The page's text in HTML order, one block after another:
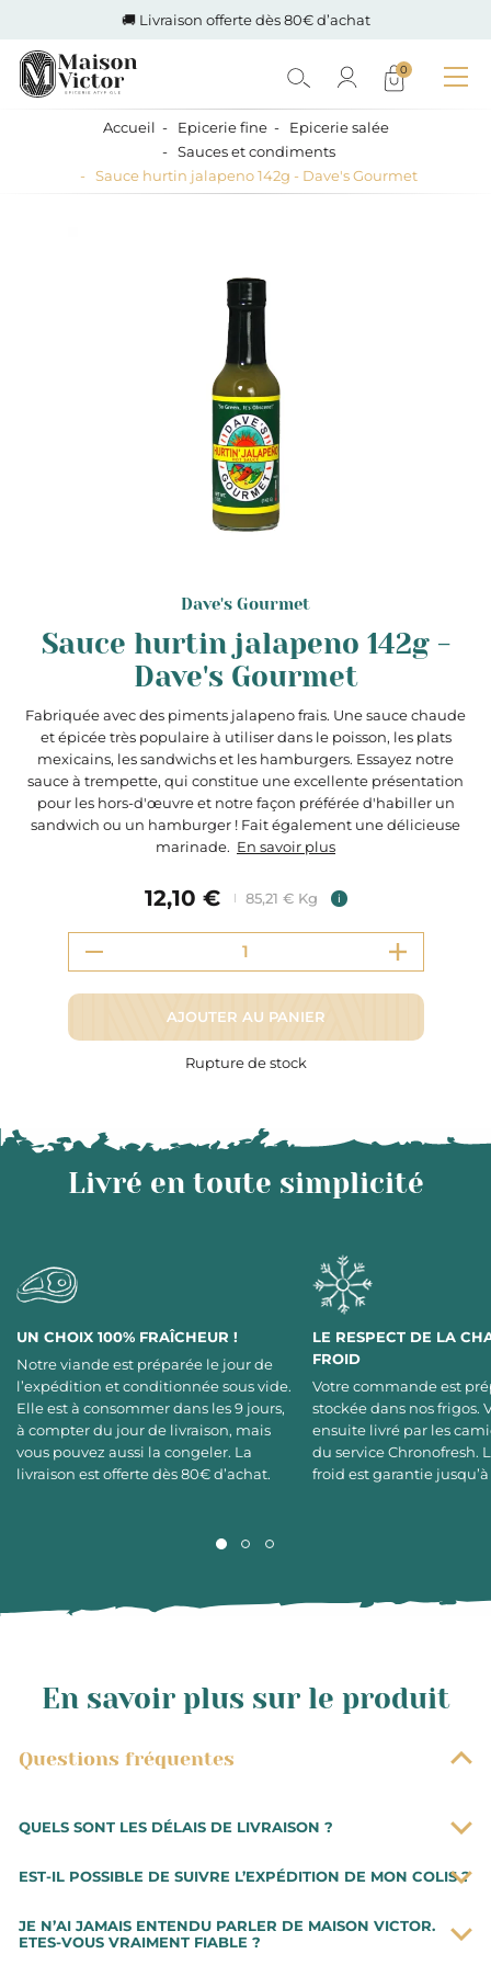
🚚 Livraison offerte dès 80€ d’achat
0
Accueil Epicerie fine
Epicerie salée
Sauces et condiments
Sauce hurtin jalapeno 142g - Dave's Gourmet
Dave's Gourmet
Sauce hurtin jalapeno 142g -
Dave's Gourmet
Fabriquée avec des piments jalapeno frais. Une sauce chaude
et épicée très populaire à utiliser dans le poisson, les plats
mexicains, les sandwichs et les hamburgers. Essayez notre
sauce à trempette, qui constitue une excellente présentation
pour les hors-d'œuvre et notre façon préférée d'habiller un
sandwich ou un hamburger ! Fait également une délicieuse
marinade. En savoir plus
12,10 € 85,21 € Kg i
AJOUTER AU PANIER
Rupture de stock
Livré en toute simplicité
UN CHOIX 100% FRAÎCHEUR !
Notre viande est préparée le jour de
l’expédition et conditionnée sous vide.
Elle est à consommer dans les 9 jours,
à compter du jour de livraison, mais
vous pouvez aussi la congeler. La
livraison est offerte dès 80€ d’achat.
LE RESPECT DE LA
FROID
Votre commande est
stockée dans nos frigos.
ensuite livré par les
du service Chronofresh.
froid est garantie
En savoir plus sur le produit
Questions fréquentes
QUELS SONT LES DÉLAIS DE LIVRAISON ?
Les commandes sont préparées très rapidement. Vous
recevrez votre commande dans un délai de 48h à
préparations de commande se font du mardi au
EST-IL POSSIBLE DE SUIVRE L’EXPÉDITION DE MON COLIS ?
commande, il vous sera possible de suivre l’avancée de
JE N’AI JAMAIS ENTENDU PARLER DE MAISON VICTOR.
ETES-VOUS VRAIMENT FIABLE ?